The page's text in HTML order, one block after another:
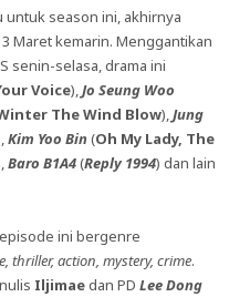
season ini, akhirnya
Maret kemarin. Menggantikan
senin-selasa, drama ini
Voice),Jo Seung Woo
The Wind Blow),Jung
Kim Yoo Bin (Oh My Lady, The
Baro B1A4(Reply 1994) dan lain
ini bergenre
thriller, action, mystery, crime.
Iljimaedan PD Lee Dong